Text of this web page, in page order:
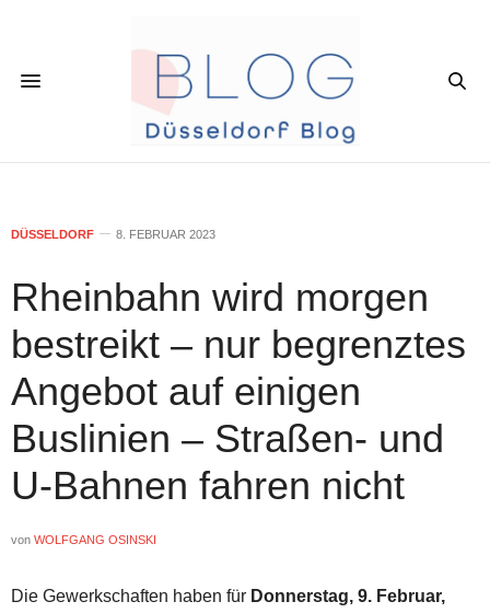
DÜSSELDORF 8. FEBRUAR 2023
Rheinbahn wird morgen
bestreikt – nur begrenztes
Angebot auf einigen
Buslinien – Straßen- und
U-Bahnen fahren nicht
von WOLFGANG OSINSKI
Die Gewerkschaften haben für Donnerstag, 9. Februar,